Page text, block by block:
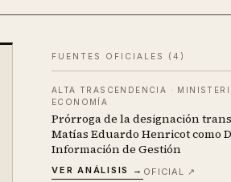
FUENTES OFICIALES ( 4 )
ALTA TRASCENDENCIA ·
ECONOMÍA
Prórroga de la designación
Matías Eduardo Henricot como
Información de Gestión
VER ANÁLISIS → OFICIAL ↗